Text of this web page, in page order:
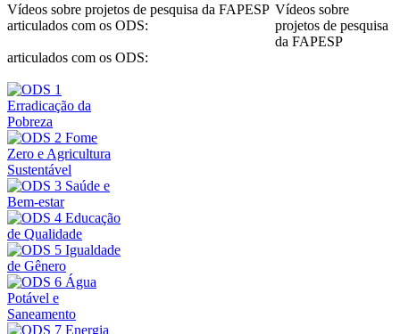
Vídeos sobre projetos de pesquisa da FAPESP
articulados com os ODS:
Vídeos sobre
projetos de pesquisa
da FAPESP
articulados com os ODS: